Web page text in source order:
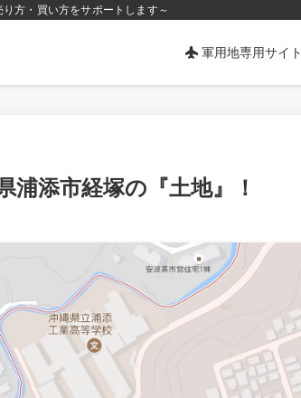
方・買い方をサポートします～
軍用地専用サイト
浦添市経塚の『土地』！